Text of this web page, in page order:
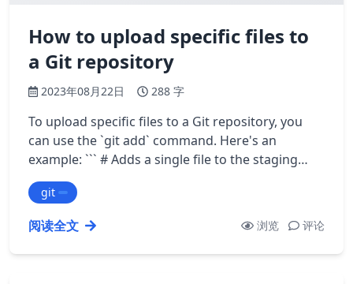
How to upload specific files to
a Git repository
2023年08月22日 288 字
To upload specific files to a Git repository, you
can use the `git add` command. Here's an
example: ``` # Adds a single file to the staging
git
阅读全文 浏览 评论